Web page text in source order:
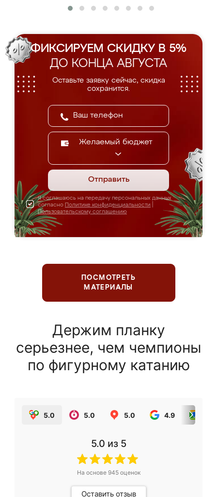
ФИКСИРУЕМ СКИДКУ В 5%
ДО КОНЦА АВГУСТА
Оставьте заявку сейчас, скидка
сохранится.
Желаемый бюджет
Отправить
Я соглашаюсь на передачу персональных данных
согласно Политике конфиденциальности
Пользовательскому соглашению
ПОСМОТРЕТЬ
МАТЕРИАЛЫ
Держим планку
серьезнее, чем чемпионы
по фигурному катанию
5.0 5.0 5.0 4.9
5.0 из 5
На основе 945оценок
Оставить отзыв